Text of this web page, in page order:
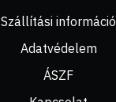
Szállítási információ
Adatvédelem
ÁSZF